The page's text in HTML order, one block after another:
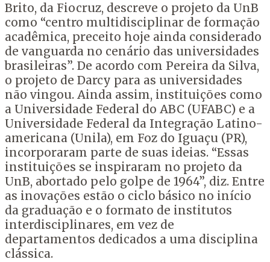
Brito, da Fiocruz, descreve o projeto da UnB
como “centro multidisciplinar de formação
acadêmica, preceito hoje ainda considerado
de vanguarda no cenário das universidades
brasileiras”. De acordo com Pereira da Silva,
o projeto de Darcy para as universidades
não vingou. Ainda assim, instituições como
a Universidade Federal do ABC (UFABC) e a
Universidade Federal da Integração Latino-
americana (Unila), em Foz do Iguaçu (PR),
incorporaram parte de suas ideias. “Essas
instituições se inspiraram no projeto da
UnB, abortado pelo golpe de 1964”, diz. Entre
as inovações estão o ciclo básico no início
da graduação e o formato de institutos
interdisciplinares, em vez de
departamentos dedicados a uma disciplina
clássica.